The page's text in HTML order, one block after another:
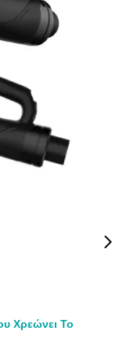
Χρεώνει Το